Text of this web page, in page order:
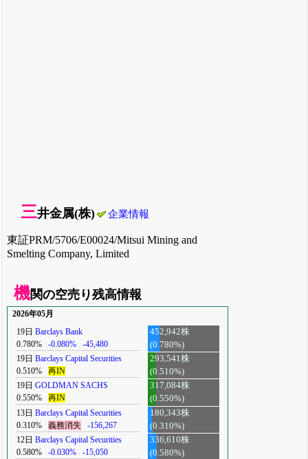
三井金属(株) 企業情報
東証PRM/5706/E00024/Mitsui Mining and
Smelting Company, Limited
機関の空売り残高情報
2026年05月
19日 Barclays Bank
0.780%
-0.080% -45,480
452,942株
(0.780%)
19日 Barclays Capital Securities
0.510%
再IN
293,541株
(0.510%)
19日 GOLDMAN SACHS
0.550%
再IN
317,084株
(0.550%)
13日 Barclays Capital Securities
0.310%
義務消失 -156,267
180,343株
(0.310%)
12日 Barclays Capital Securities
0.580%
-0.030% -15,050
336,610株
(0.580%)